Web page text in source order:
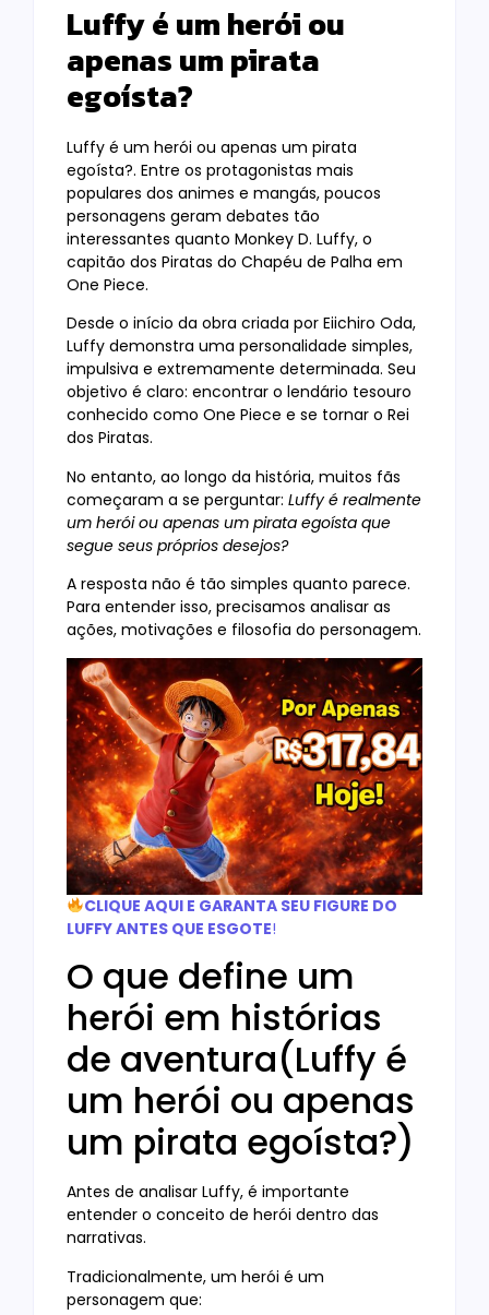
Luffy é um herói ou
apenas um pirata
egoísta?
Luffy é um herói ou apenas um pirata
egoísta?. Entre os protagonistas mais
populares dos animes e mangás, poucos
personagens geram debates tão
interessantes quanto Monkey D. Luffy, o
capitão dos Piratas do Chapéu de Palha em
One Piece.
Desde o início da obra criada por Eiichiro Oda,
Luffy demonstra uma personalidade simples,
impulsiva e extremamente determinada. Seu
objetivo é claro: encontrar o lendário tesouro
conhecido como One Piece e se tornar o Rei
dos Piratas.
No entanto, ao longo da história, muitos fãs
começaram a se perguntar: Luffy é realmente
um herói ou apenas um pirata egoísta que
segue seus próprios desejos?
A resposta não é tão simples quanto parece.
Para entender isso, precisamos analisar as
ações, motivações e filosofia do personagem.
CLIQUE AQUI E GARANTA SEU FIGURE DO
LUFFY ANTES QUE ESGOTE!
O que define um
herói em histórias
de aventura(Luffy é
um herói ou apenas
um pirata egoísta?)
Antes de analisar Luffy, é importante
entender o conceito de herói dentro das
narrativas.
Tradicionalmente, um herói é um
personagem que: